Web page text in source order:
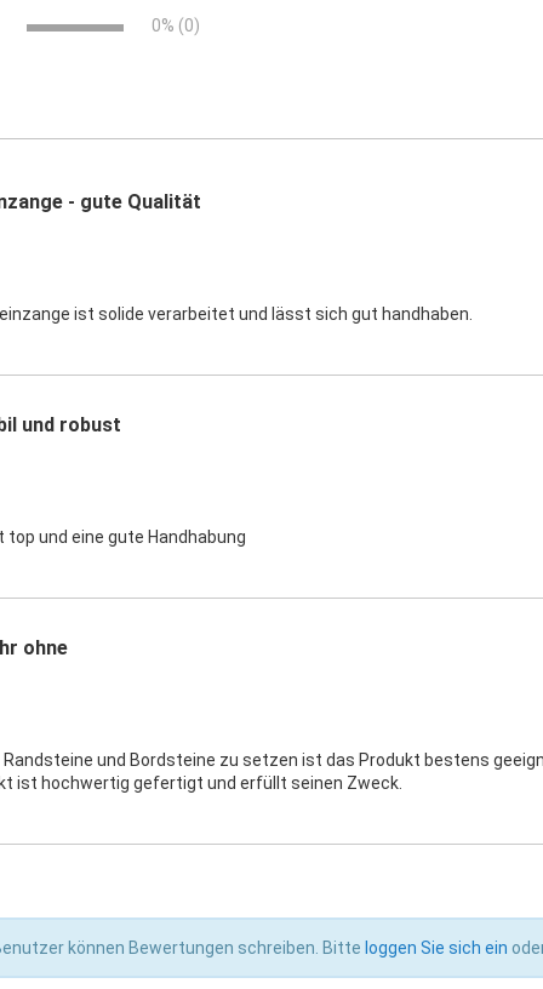
0% (0)
- gute Qualität
ist solide verarbeitet und lässt sich gut handhaben.
und robust
und eine gute Handhabung
ohne
Randsteine und Bordsteine zu setzen ist das Produkt bestens
ist hochwertig gefertigt und erfüllt seinen Zweck.
können Bewertungen schreiben. Bitte loggen Sie sich ein